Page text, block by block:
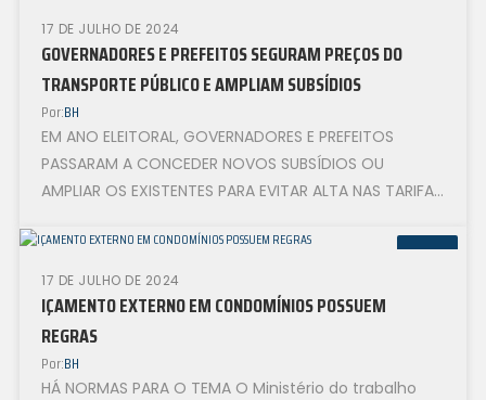
GOVERNADORES E PREFEITOS SEGURAM PREÇOS DO
TRANSPORTE PÚBLICO E AMPLIAM SUBSÍDIOS
17 DE JULHO DE 2024
Por:BH
EM ANO ELEITORAL, GOVERNADORES E PREFEITOS
PASSARAM A CONCEDER NOVOS SUBSÍDIOS OU
AMPLIAR OS EXISTENTES PARA EVITAR ALTA NAS TARIFAS
Blog
IÇAMENTO EXTERNO EM CONDOMÍNIOS POSSUEM
REGRAS
17 DE JULHO DE 2024
Por:BH
HÁ NORMAS PARA O TEMA O Ministério do trabalho